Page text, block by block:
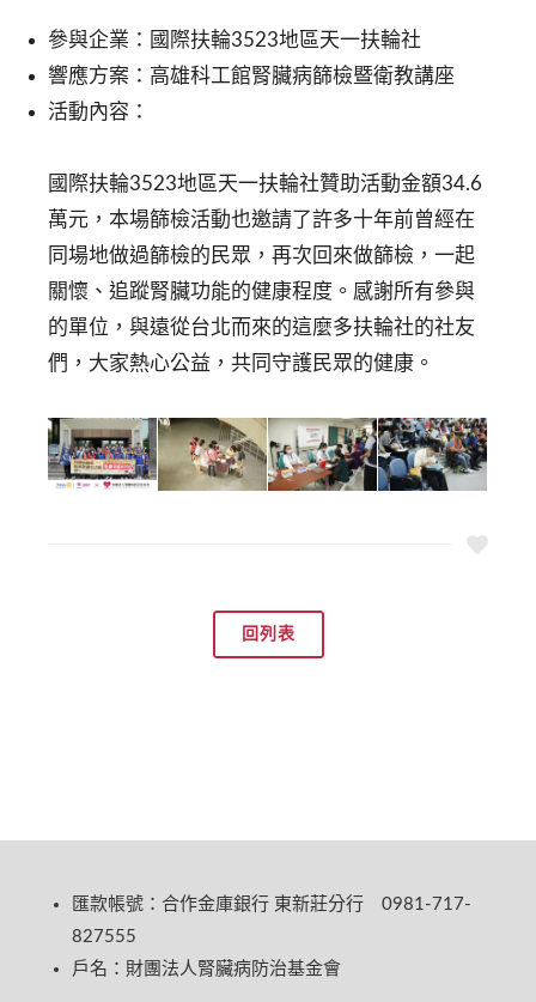
參與企業：國際扶輪3523地區天一扶輪社
響應方案：高雄科工館腎臟病篩檢暨衛教講座
活動內容：
國際扶輪3523地區天一扶輪社贊助活動金額34.6
萬元，本場篩檢活動也邀請了許多十年前曾經在
同場地做過篩檢的民眾，再次回來做篩檢，一起
關懷、追蹤腎臟功能的健康程度。感謝所有參與
的單位，與遠從台北而來的這麼多扶輪社的社友
們，大家熱心公益，共同守護民眾的健康。
回列表
匯款帳號：合作金庫銀行 東新莊分行 0981-717-
827555
戶名：財團法人腎臟病防治基金會